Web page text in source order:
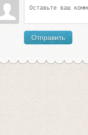
Отправить